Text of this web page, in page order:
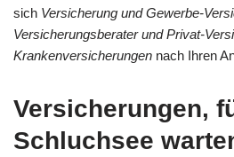
sich Versicherung und Gewerbe-
Versicherungsberater und Privat-
Krankenversicherungen nach Ihren
Versicherungen,
Schluchsee